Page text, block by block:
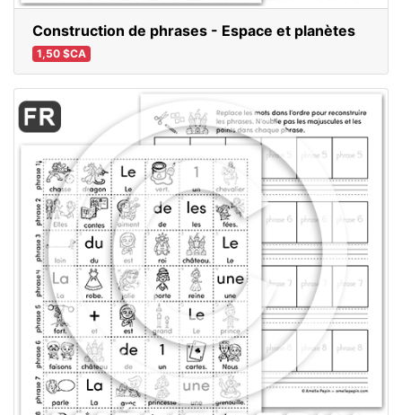
Construction de phrases - Espace et planètes
1,50 $CA